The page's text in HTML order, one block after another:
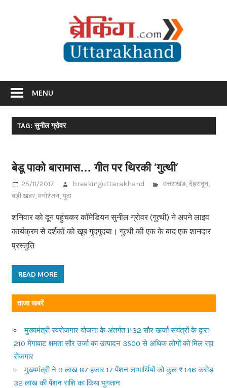
MENU
TAG: सुनील ग्रोवर
बेडू पाको बारामास… गीत पर थिरकी ‘गुत्थी’
25/11/2017 breakinguttarakhand उत्तराखंड,देहरादून,
बड़ी खबर,मनोरंजन,युवा
शनिवार को दून पहुंचकर कॉमेडियन सुनील ग्रोवर (गुत्थी) ने अपने लाइव
कार्यक्रम से दर्शकों को खूब गुदगुदया। गुत्थी की एक के बाद एक शानदार
प्रस्तुति
READ MORE
ताजा खबरें
मुख्यमंत्री स्वरोजगार योजना के अंतर्गत 1132 सौर ऊर्जा संयंत्रों के द्वारा
210 मेगावाट क्षमता सौर उर्जा का उत्पादन 3500 से अधिक लोगों को मिल रहा
रोजगार
मुख्यमंत्री ने 9 लाख 87 हजार 17 पेंशन लाभार्थियों को कुल ₹ 146 करोड़
32 लाख की पेंशन राशि का किया भुगतान